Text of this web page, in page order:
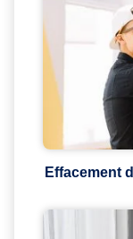
Effacement